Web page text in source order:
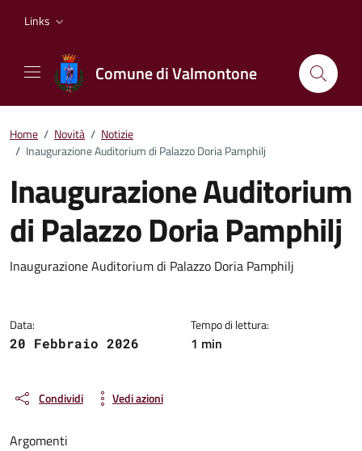
Links
Comune di Valmontone
Home / Novità / Notizie
/ Inaugurazione Auditorium di Palazzo Doria Pamphilj
Inaugurazione Auditorium
di Palazzo Doria Pamphilj
Dettagli della notizia
Inaugurazione Auditorium di Palazzo Doria Pamphilj
Data:
20 Febbraio 2026
Tempo di lettura:
1 min
Condividi Vedi azioni
Argomenti